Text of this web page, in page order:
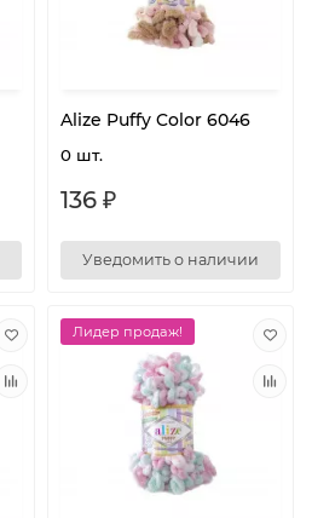
Alize Puffy Color 6046
0 шт.
136 ₽
Уведомить о наличии
Лидер продаж!